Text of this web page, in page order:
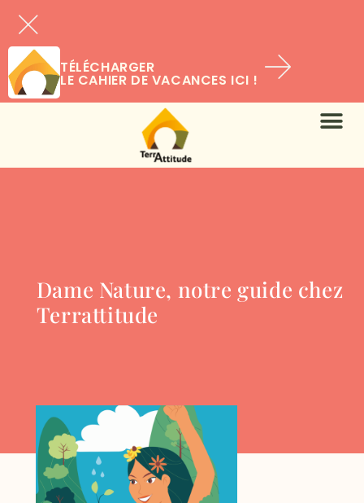
TÉLÉCHARGER
LE CAHIER DE VACANCES ICI !
Dame Nature, notre guide chez
Terrattitude